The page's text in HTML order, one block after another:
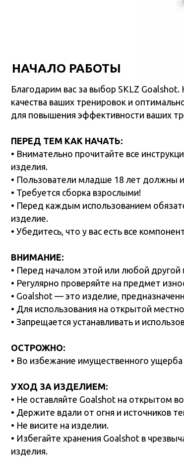
для повышения эффективности ваших
ПЕРЕД ТЕМ КАК НАЧАТЬ:
• Внимательно прочитайте все инструкции
изделия.
• Требуется сборка взрослыми!
• Перед каждым использованием
изделие.
• Убедитесь, что у вас есть все компоненты
ВНИМАНИЕ:
• Перед началом этой или любой другой
• Регулярно проверяйте на предмет износа и
• Goalshot — это изделие, предназначенное
• Запрещается устанавливать и
ОСТРОЖНО:
• Во избежание имущественного ущерба
УХОД ЗА ИЗДЕЛИЕМ:
• Не оставляйте Goalshot на открытом
• Не висите на изделии.
• Избегайте хранения Goalshot в
• Всегда складывайте изделие и убирайте его
№ ПАТЕНТА US7811184 & US8079923
ПОДАЧА ВАШИХ ИДЕЙ
Если у вас есть идея для нового и
концепцию. Могут действовать некоторые